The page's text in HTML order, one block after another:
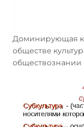
Доминирующая
обществе
обществознании